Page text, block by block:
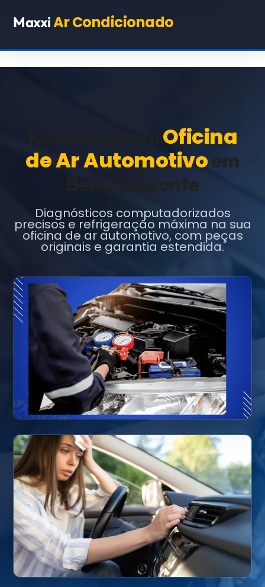
TROCANDO APENAS OS TEXTOS E URLs INDICADOS)
MaxxiAr Condicionado
Oficina
de Ar Automotivoem
Belo Horizonte
Diagnósticos computadorizados
precisos e refrigeração máxima na sua
oficina de ar automotivo, com peças
originais e garantia estendida.